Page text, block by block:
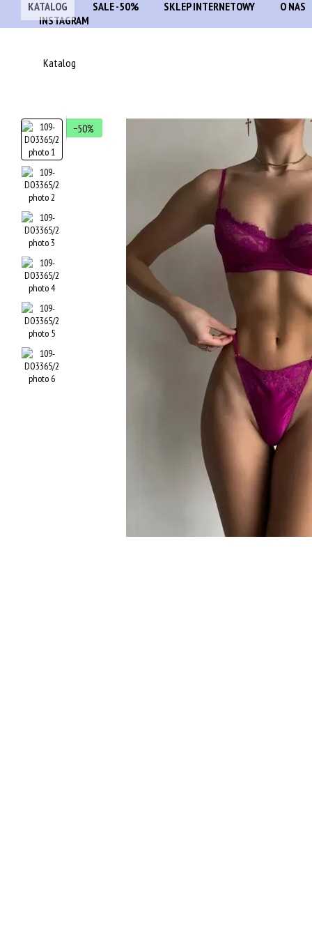
Przejdź do głównej treści
KATALOG SALE -50% SKLEP INTERNETOWY
O NAS
INSTAGRAM
Katalog
−50%